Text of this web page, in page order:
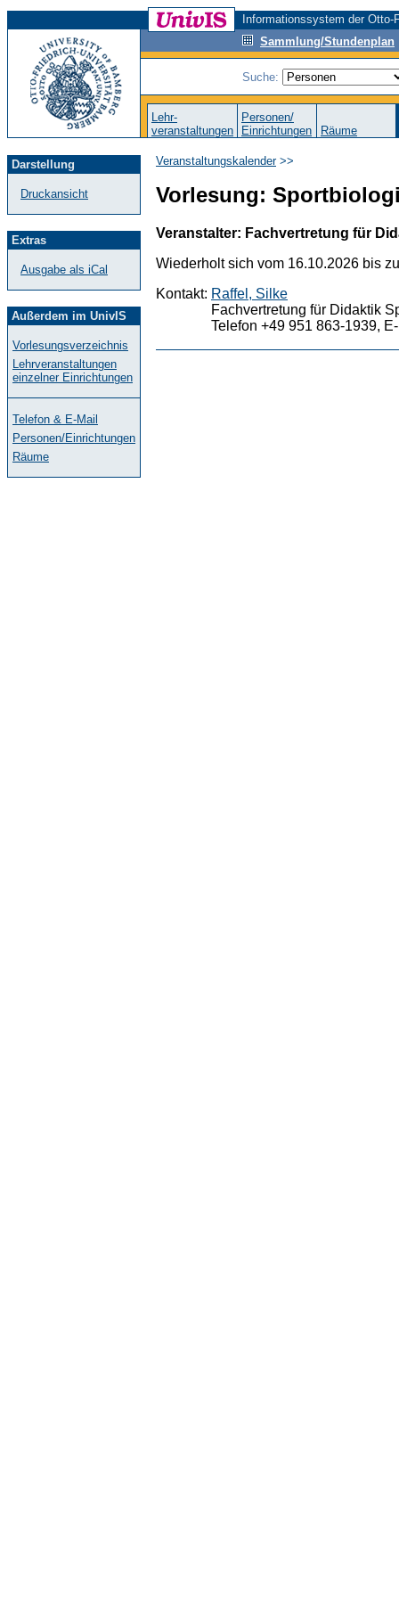
Informationssystem der
Sammlung/Stundenplan
Suche:
Lehr-
veranstaltungen
Personen/
Einrichtungen
Räume
Darstellung
Druckansicht
Extras
Ausgabe als iCal
Außerdem im UnivIS
Vorlesungsverzeichnis
Lehrveranstaltungen
einzelner Einrichtungen
Telefon & E-Mail
Personen/Einrichtungen
Räume
Veranstaltungskalender>>
Vorlesung:
Veranstalter: Fachvertretung für
Wiederholt sich vom 16.10.2026 bis
Kontakt: Raffel, Silke
Fachvertretung für Didaktik
Telefon +49 951 863-1939,